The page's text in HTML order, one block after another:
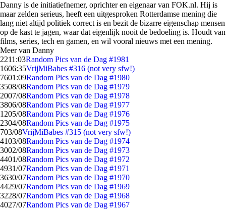
Danny is de initiatiefnemer, oprichter en eigenaar van FOK.nl. Hij is
maar zelden serieus, heeft een uitgesproken Rotterdamse mening die
lang niet altijd politiek correct is en bezit de bizarre eigenschap mensen
op de kast te jagen, waar dat eigenlijk nooit de bedoeling is. Houdt van
films, series, tech en gamen, en wil vooral nieuws met een mening.
Meer van Danny
2211:03Random Pics van de Dag #1981
1606:35VrijMiBabes #316 (not very sfw!)
7601:09Random Pics van de Dag #1980
3508/08Random Pics van de Dag #1979
2007/08Random Pics van de Dag #1978
3806/08Random Pics van de Dag #1977
1205/08Random Pics van de Dag #1976
2304/08Random Pics van de Dag #1975
703/08VrijMiBabes #315 (not very sfw!)
4103/08Random Pics van de Dag #1974
3002/08Random Pics van de Dag #1973
4401/08Random Pics van de Dag #1972
4931/07Random Pics van de Dag #1971
3630/07Random Pics van de Dag #1970
4429/07Random Pics van de Dag #1969
3228/07Random Pics van de Dag #1968
4027/07Random Pics van de Dag #1967